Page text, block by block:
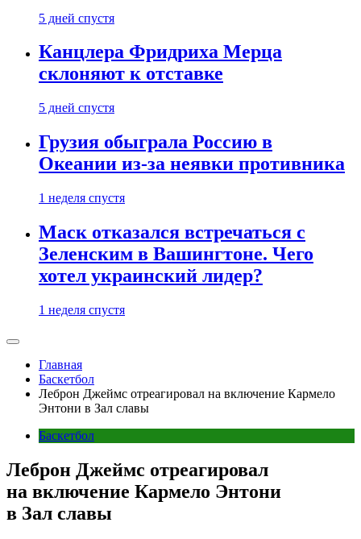
5 дней спустя
Канцлера Фридриха Мерца
склоняют к отставке
5 дней спустя
Грузия обыграла Россию в
Океании из-за неявки противника
1 неделя спустя
Маск отказался встречаться с
Зеленским в Вашингтоне. Чего
хотел украинский лидер?
1 неделя спустя
Главная
Баскетбол
Леброн Джеймс отреагировал на включение Кармело
Энтони в Зал славы
Баскетбол
Леброн Джеймс отреагировал
на включение Кармело Энтони
в Зал славы